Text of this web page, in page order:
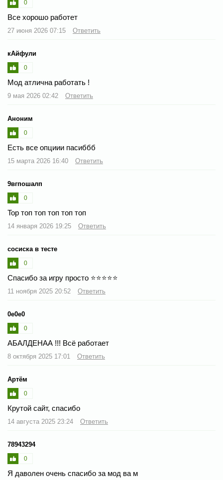
0
Все хорошо работет
27 июня 2026 07:15 Ответить
кАйфули
0
Мод атлична работать !
9 мая 2026 02:42 Ответить
Аноним
0
Есть все опциии пасиббб
15 марта 2026 16:40 Ответить
9вгпошалп
0
Top топ топ топ топ топ
14 января 2026 19:25 Ответить
сосиска в тесте
0
Спасибо за игру просто ⭐⭐⭐⭐⭐
11 ноября 2025 20:52 Ответить
0e0e0
0
АБАЛДЕНАА !!! Всё работает
8 октября 2025 17:01 Ответить
Артём
0
Крутой сайт, спасибо
14 августа 2025 23:24 Ответить
78943294
0
Я даволен очень спасибо за мод ва м